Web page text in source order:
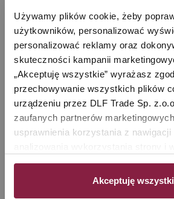
Używamy plików cookie, żeby
użytkowników, personalizować
personalizować reklamy oraz
skuteczności kampanii
„Akceptuję wszystkie” wyrażasz
przechowywanie wszystkich plików
urządzeniu przez DLF Trade Sp.
zaufanych partnerów
usprawnienia korzystania z nawigacji
działań marketingowych. Możesz
samodzielnie poprzez wybranie opcji
Akceptuję
Wielofunkcyjny robot
funkcją gotowania
Zobacz